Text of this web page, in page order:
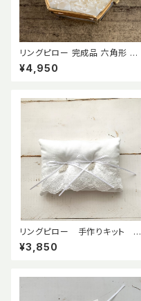
リングピロー 完成品 六角形 ガ
ラスケース ジュエリーケース 真
鍮 プリザーブドフラワー 結婚式
¥4,950
リングピロー 手作りキット 【l
eaf】リーフ プラチナカラー
幅広レース
¥3,850